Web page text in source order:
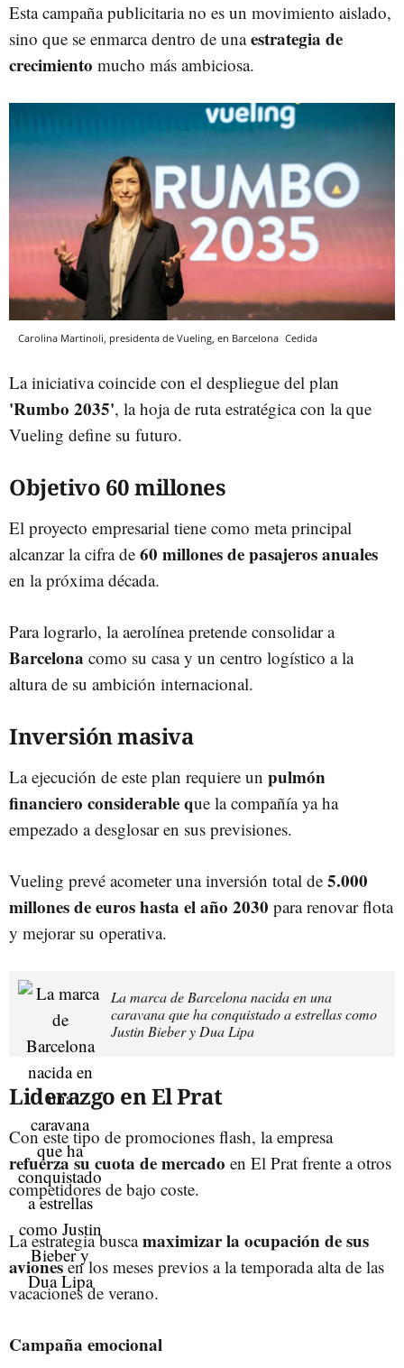
Esta campaña publicitaria no es un movimiento aislado,
sino que se enmarca dentro de unaestrategia de
crecimiento mucho más ambiciosa.
Carolina Martinoli, presidenta de Vueling, en Barcelona Cedida
La iniciativa coincide con el despliegue del plan
'Rumbo 2035', la hoja de ruta estratégica con la que
Vueling define su futuro.
Objetivo 60 millones
El proyecto empresarial tiene como meta principal
alcanzar la cifra de 60 millones de pasajeros anuales
en la próxima década.
Para lograrlo, la aerolínea pretende consolidar a
Barcelona como su casa y un centro logístico a la
altura de su ambición internacional.
Inversión masiva
La ejecución de este plan requiere un pulmón
financiero considerable que la compañía ya ha
empezado a desglosar en sus previsiones.
Vueling prevé acometer una inversión total de 5.000
millones de euros hasta el año 2030 para renovar flota
y mejorar su operativa.
La marca de Barcelona nacida en una
caravana que ha conquistado a estrellas como
Justin Bieber y Dua Lipa
Liderazgo en El Prat
Con este tipo de promociones flash, la empresa
refuerza su cuota de mercado en El Prat frente a otros
competidores de bajo coste.
La estrategia buscamaximizar la ocupación de sus
avionesen los meses previos a la temporada alta de las
vacaciones de verano.
Campaña emocional